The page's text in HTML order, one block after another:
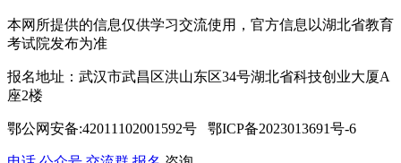
本网所提供的信息仅供学习交流使用，官方信息以湖北省教育
考试院发布为准
报名地址：武汉市武昌区洪山东区34号湖北省科技创业大厦A
座2楼
鄂公网安备:42011102001592号 鄂ICP备2023013691号-6